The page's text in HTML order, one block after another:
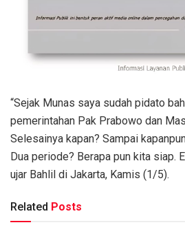
“Sejak Munas saya sudah pidato
pemerintahan Pak Prabowo dan
Selesainya kapan? Sampai
Dua periode? Berapa pun kita siap.
ujar Bahlil di Jakarta, Kamis (1/5).
Related Posts